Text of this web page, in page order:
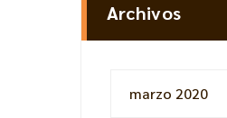
Archivos
marzo 2020